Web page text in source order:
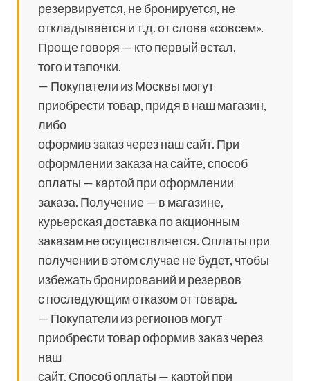
резервируется, не бронируется, не
откладывается и т.д. от слова «совсем».
Проще говоря — кто первый встал,
того и тапочки.
— Покупатели из Москвы могут
приобрести товар, придя в наш магазин,
либо
оформив заказ через наш сайт. При
оформлении заказа на сайте, способ
оплаты — картой при оформлении
заказа. Получение — в магазине,
курьерская доставка по акционным
заказам не осуществляется. Оплаты при
получении в этом случае не будет, чтобы
избежать бронирований и резервов
с последующим отказом от товара.
— Покупатели из регионов могут
приобрести товар оформив заказ через
наш
сайт. Способ оплаты — картой при